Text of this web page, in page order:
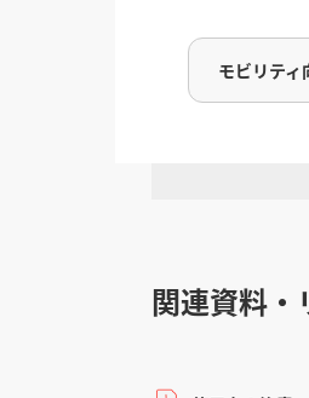
モビリテ
関連資料・